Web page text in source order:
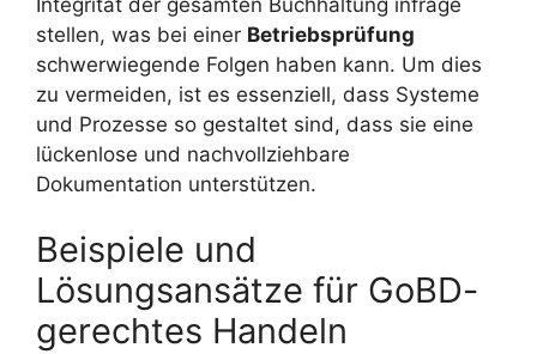
stellen, was bei einer Betriebsprüfung
schwerwiegende Folgen haben kann. Um dies
zu vermeiden, ist es essenziell, dass Systeme
und Prozesse so gestaltet sind, dass sie eine
lückenlose und nachvollziehbare
Dokumentation unterstützen.
Beispiele und
Lösungsansätze für GoBD-
gerechtes Handeln